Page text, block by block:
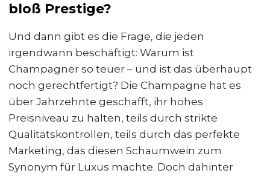
bloß Prestige?
Und dann gibt es die Frage, die jeden
irgendwann beschäftigt: Warum ist
Champagner so teuer – und ist das überhaupt
noch gerechtfertigt? Die Champagne hat es
über Jahrzehnte geschafft, ihr hohes
Preisniveau zu halten, teils durch strikte
Qualitätskontrollen, teils durch das perfekte
Marketing, das diesen Schaumwein zum
Synonym für Luxus machte. Doch dahinter